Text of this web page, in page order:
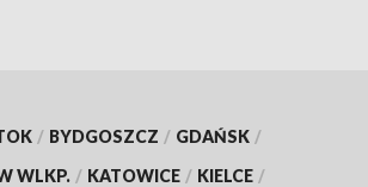
/ BYDGOSZCZ / GDAŃSK /
WLKP. / KATOWICE / KIELCE /